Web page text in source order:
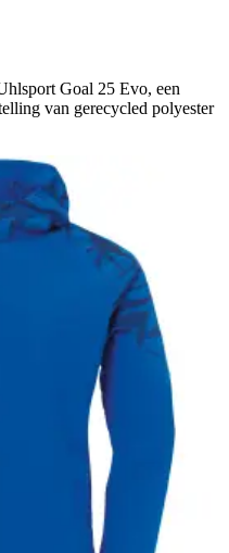
Goal 25 Evo, een
van gerecycled polyester